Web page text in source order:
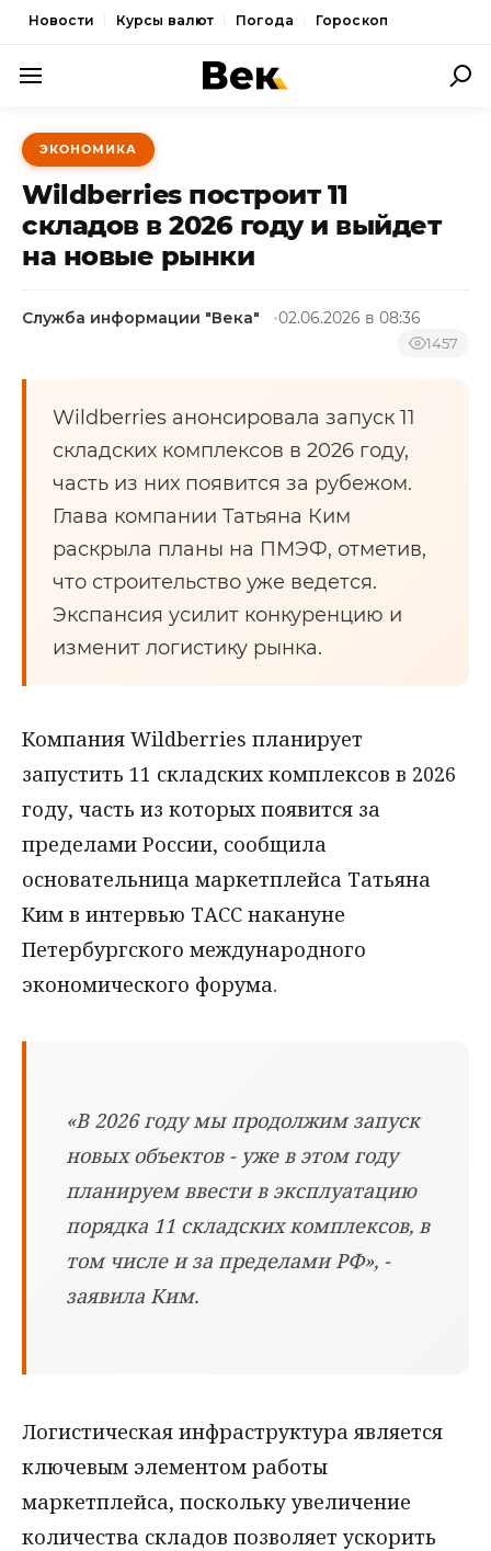
Новости Курсы валют Погода Гороскоп
ПОЛИТИКА
ЭКОНОМИКА
ОБЩЕСТВО
СПОРТ
ЭКОНОМИКА
Wildberries построит 11
складов в 2026 году и выйдет
на новые рынки
Служба информации "Века" 02.06.2026 в 08:36
1457
Wildberries анонсировала запуск 11
складских комплексов в 2026 году,
часть из них появится за рубежом.
Глава компании Татьяна Ким
раскрыла планы на ПМЭФ, отметив,
что строительство уже ведется.
Экспансия усилит конкуренцию и
изменит логистику рынка.
Компания Wildberries планирует
запустить 11 складских комплексов в 2026
году, часть из которых появится за
пределами России, сообщила
основательница маркетплейса Татьяна
Ким в интервью ТАСС накануне
Петербургского международного
экономического форума.
«В 2026 году мы продолжим запуск
новых объектов - уже в этом году
планируем ввести в эксплуатацию
порядка 11 складских комплексов, в
том числе и за пределами РФ», -
заявила Ким.
Логистическая инфраструктура является
ключевым элементом работы
маркетплейса, поскольку увеличение
количества складов позволяет ускорить